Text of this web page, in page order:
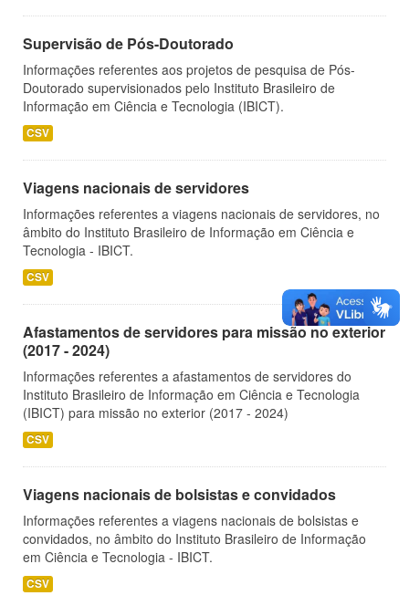
Supervisão de Pós-Doutorado
Informações referentes aos projetos de pesquisa de Pós-
Doutorado supervisionados pelo Instituto Brasileiro de
Informação em Ciência e Tecnologia (IBICT).
CSV
Viagens nacionais de servidores
Informações referentes a viagens nacionais de servidores, no
âmbito do Instituto Brasileiro de Informação em Ciência e
Tecnologia - IBICT.
CSV
Afastamentos de servidores para missão no exterior
(2017 - 2024)
Informações referentes a afastamentos de servidores do
Instituto Brasileiro de Informação em Ciência e Tecnologia
(IBICT) para missão no exterior (2017 - 2024)
CSV
Viagens nacionais de bolsistas e convidados
Informações referentes a viagens nacionais de bolsistas e
convidados, no âmbito do Instituto Brasileiro de Informação
em Ciência e Tecnologia - IBICT.
CSV